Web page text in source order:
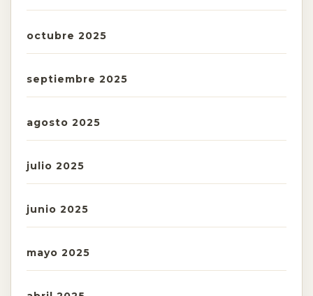
octubre 2025
septiembre 2025
agosto 2025
julio 2025
junio 2025
mayo 2025